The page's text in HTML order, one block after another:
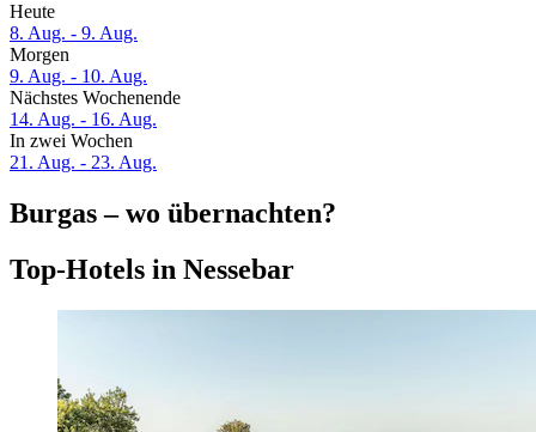
Heute
8. Aug. - 9. Aug.
Morgen
9. Aug. - 10. Aug.
Nächstes Wochenende
14. Aug. - 16. Aug.
In zwei Wochen
21. Aug. - 23. Aug.
Burgas – wo übernachten?
Top-Hotels in Nessebar